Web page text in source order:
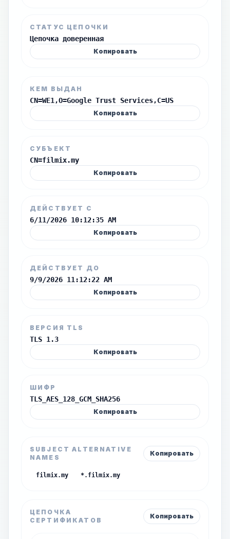
СТАТУС ЦЕПОЧКИ
Цепочка доверенная
Копировать
КЕМ ВЫДАН
CN=WE1,O=Google Trust Services,C=US
Копировать
СУБЪЕКТ
CN=filmix.my
Копировать
ДЕЙСТВУЕТ С
6/11/2026 10:12:35 AM
Копировать
ДЕЙСТВУЕТ ДО
9/9/2026 11:12:22 AM
Копировать
ВЕРСИЯ TLS
TLS 1.3
Копировать
ШИФР
TLS_AES_128_GCM_SHA256
Копировать
SUBJECT ALTERNATIVE
NAMES
Копировать
filmix.my *.filmix.my
ЦЕПОЧКА
СЕРТИФИКАТОВ
Копировать